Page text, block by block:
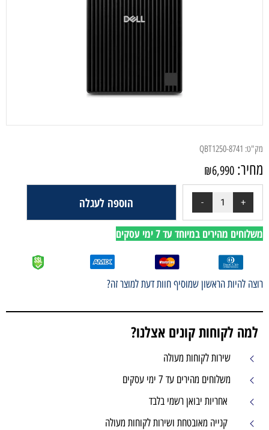
QBT1250-8741
₪6,990
הוספה לעגלה
מהירים במיוחד עד 7 ימי עסקים
להיות הראשון שמוסיף חוות דעת למוצר זה?
למה לקוחות קונים אצלנו?
שירות לקוחות מעולה
משלוחים מהירים עד 7 ימי עסקים
אחריות יבואן רשמי בלבד
קנייה מאובטחת ושירות לקוחות מעולה